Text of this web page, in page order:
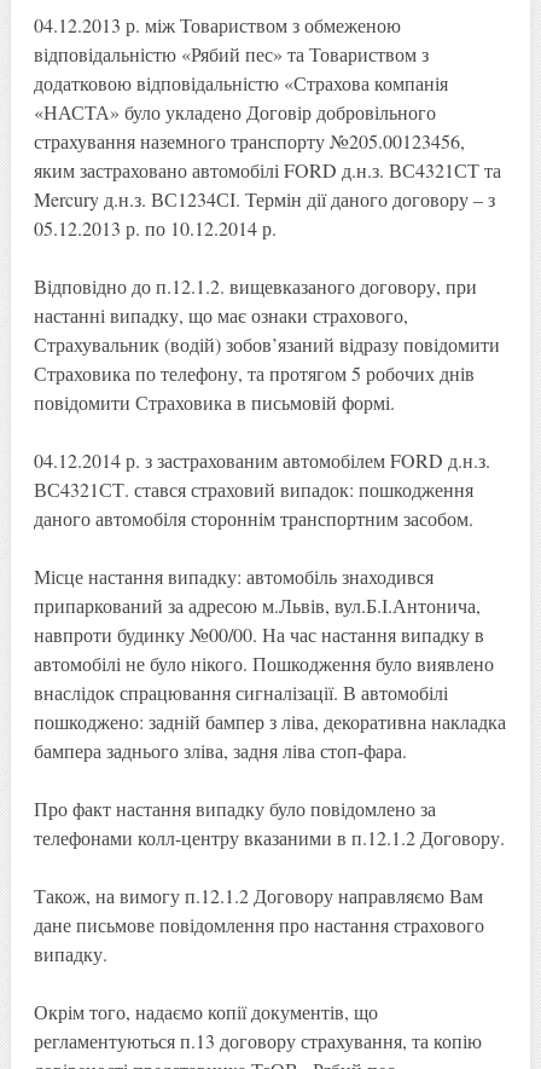
04.12.2013 р. між Товариством з обмеженою
відповідальністю «Рябий пес» та Товариством з
додатковою відповідальністю «Страхова компанія
«НАСТА» було укладено Договір добровільного
страхування наземного транспорту №205.00123456,
яким застраховано автомобілі FORD д.н.з. ВС4321СТ та
Mercury д.н.з. ВС1234СІ. Термін дії даного договору – з
05.12.2013 р. по 10.12.2014 р.
Відповідно до п.12.1.2. вищевказаного договору, при
настанні випадку, що має ознаки страхового,
Страхувальник (водій) зобов’язаний відразу повідомити
Страховика по телефону, та протягом 5 робочих днів
повідомити Страховика в письмовій формі.
04.12.2014 р. з застрахованим автомобілем FORD д.н.з.
ВС4321СТ. стався страховий випадок: пошкодження
даного автомобіля стороннім транспортним засобом.
Місце настання випадку: автомобіль знаходився
припаркований за адресою м.Львів, вул.Б.І.Антонича,
навпроти будинку №00/00. На час настання випадку в
автомобілі не було нікого. Пошкодження було виявлено
внаслідок спрацювання сигналізації. В автомобілі
пошкоджено: задній бампер з ліва, декоративна накладка
бампера заднього зліва, задня ліва стоп-фара.
Про факт настання випадку було повідомлено за
телефонами колл-центру вказаними в п.12.1.2 Договору.
Також, на вимогу п.12.1.2 Договору направляємо Вам
дане письмове повідомлення про настання страхового
випадку.
Окрім того, надаємо копії документів, що
регламентуються п.13 договору страхування, та копію